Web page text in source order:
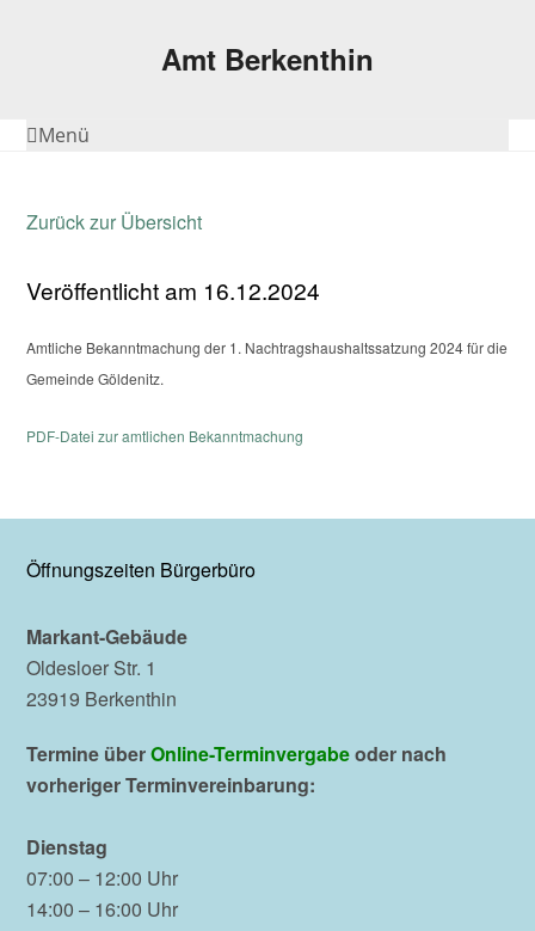
Amt Berkenthin
Menü
Zurück zur Übersicht
Veröffentlicht am 16.12.2024
Amtliche Bekanntmachung der 1. Nachtragshaushaltssatzung 2024 für die
Gemeinde Göldenitz.
PDF-Datei zur amtlichen Bekanntmachung
Öffnungszeiten Bürgerbüro
Markant-Gebäude
Oldesloer Str. 1
23919 Berkenthin
Termine überOnline-Terminvergabeoder nach
vorheriger Terminvereinbarung:
Dienstag
07:00 – 12:00 Uhr
14:00 – 16:00 Uhr